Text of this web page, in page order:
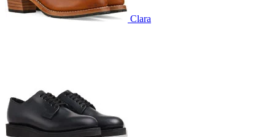
Clara